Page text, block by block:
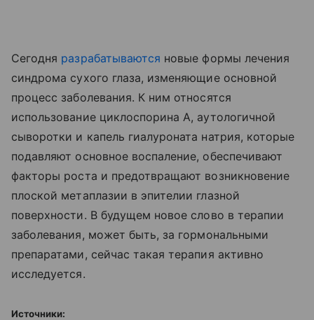
Сегодня разрабатываются новые формы лечения
синдрома сухого глаза, изменяющие основной
процесс заболевания. К ним относятся
использование циклоспорина А, аутологичной
сыворотки и капель гиалуроната натрия, которые
подавляют основное воспаление, обеспечивают
факторы роста и предотвращают возникновение
плоской метаплазии в эпителии глазной
поверхности. В будущем новое слово в терапии
заболевания, может быть, за гормональными
препаратами, сейчас такая терапия активно
исследуется.
Источники: